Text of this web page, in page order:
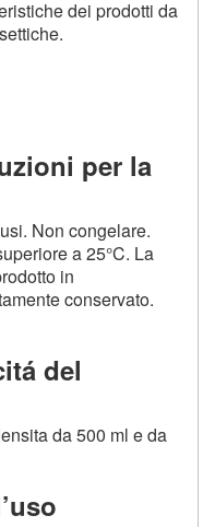
dei prodotti da
per la
Non congelare.
a 25°C. La
in
conservato.
del
da 500 ml e da